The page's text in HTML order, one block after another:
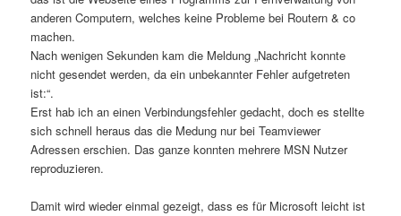
anderen Computern, welches keine Probleme bei Routern & co
machen.
Nach wenigen Sekunden kam die Meldung „Nachricht konnte
nicht gesendet werden, da ein unbekannter Fehler aufgetreten
ist:“.
Erst hab ich an einen Verbindungsfehler gedacht, doch es stellte
sich schnell heraus das die Medung nur bei Teamviewer
Adressen erschien. Das ganze konnten mehrere MSN Nutzer
reproduzieren.
Damit wird wieder einmal gezeigt, dass es für Microsoft leicht ist